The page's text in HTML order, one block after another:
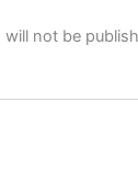
will not be